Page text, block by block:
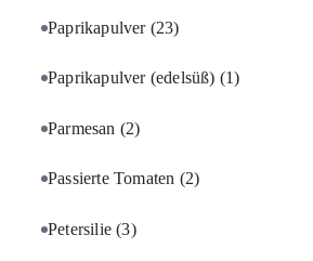
Paprikapulver (23)
Paprikapulver (edelsüß) (1)
Parmesan (2)
Passierte Tomaten (2)
Petersilie(3)